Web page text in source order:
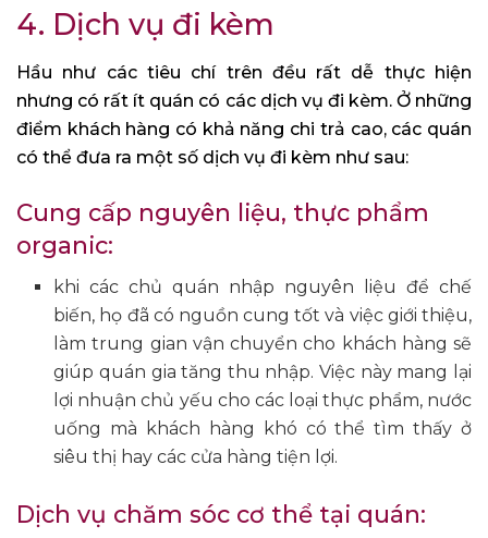
4. Dịch vụ đi kèm
Hầu như các tiêu chí trên đều rất dễ thực hiện
nhưng có rất ít quán có các dịch vụ đi kèm. Ở những
điểm khách hàng có khả năng chi trả cao, các quán
có thể đưa ra một số dịch vụ đi kèm như sau:
Cung cấp nguyên liệu, thực phẩm
organic:
khi các chủ quán nhập nguyên liệu để chế
biến, họ đã có nguồn cung tốt và việc giới thiệu,
làm trung gian vận chuyển cho khách hàng sẽ
giúp quán gia tăng thu nhập. Việc này mang lại
lợi nhuận chủ yếu cho các loại thực phẩm, nước
uống mà khách hàng khó có thể tìm thấy ở
siêu thị hay các cửa hàng tiện lợi.
Dịch vụ chăm sóc cơ thể tại quán: